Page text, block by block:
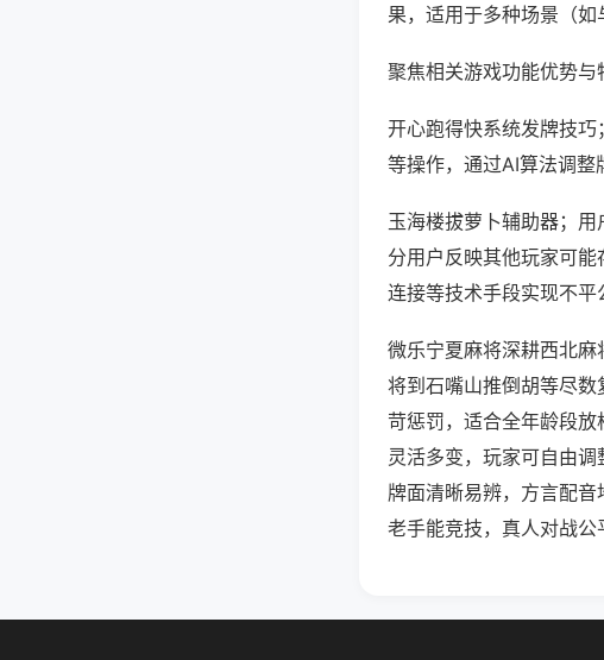
果，适用于多种场景（如
聚焦相关游戏功能优势与
开心跑得快系统发牌技
等操作，通过AI算法调整
玉海楼拔萝卜辅助器；用
分用户反映其他玩家可能
连接等技术手段实现不平
微乐宁夏麻将深耕西北
将到石嘴山推倒胡等尽
苛惩罚，适合全年龄段
灵活多变，玩家可自由
牌面清晰易辨，方言配音
老手能竞技，真人对战公